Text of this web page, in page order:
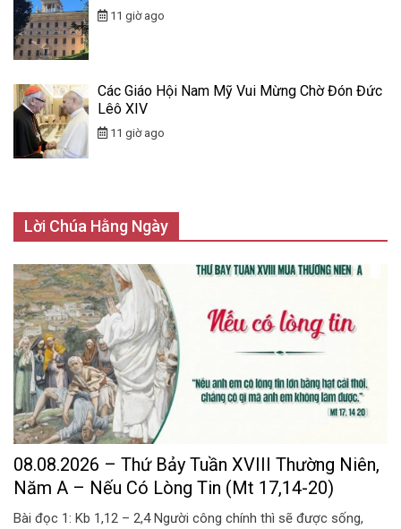
11 giờ ago
Các Giáo Hội Nam Mỹ Vui Mừng Chờ Đón Đức
Lêô XIV
11 giờ ago
Lời Chúa Hằng Ngày
08.08.2026 – Thứ Bảy Tuần XVIII Thường Niên,
Năm A – Nếu Có Lòng Tin (Mt 17,14-20)
Bài đọc 1: Kb 1,12 – 2,4 Người công chính thì sẽ được sống,